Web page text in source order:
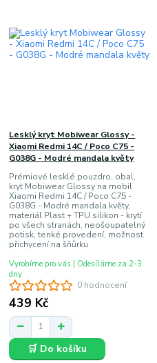
0 hodnocení
Lesklý kryt Mobiwear Glossy -
Xiaomi Redmi 14C / Poco C75 -
G038G - Modré mandala květy
Prémiové lesklé pouzdro, obal,
kryt Mobiwear Glossy na mobil
Xiaomi Redmi 14C / Poco C75 -
G038G - Modré mandala květy,
materiál Plast + TPU silikon - krytí
po všech stranách, neošoupatelný
potisk, tenké provedení, možnost
přichycení na šňůrku
439 Kč
Vyrobíme pro vás | Odesíláme za 2-3
dny
🛒 Do košíku